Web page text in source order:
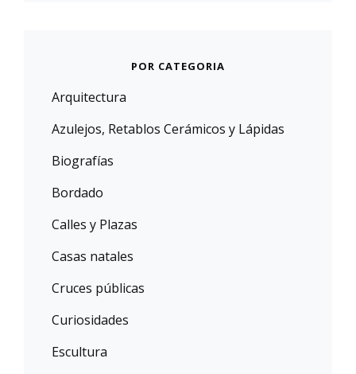
POR CATEGORIA
Arquitectura
Azulejos, Retablos Cerámicos y Lápidas
Biografías
Bordado
Calles y Plazas
Casas natales
Cruces públicas
Curiosidades
Escultura